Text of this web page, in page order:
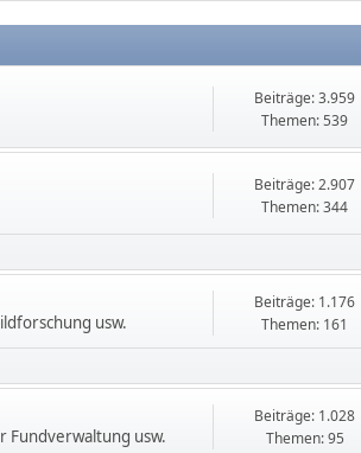
Beiträge: 3.959
Themen: 539
Beiträge: 2.907
Themen: 344
usw.
Beiträge: 1.176
Themen: 161
Fundverwaltung usw.
Beiträge: 1.028
Themen: 95